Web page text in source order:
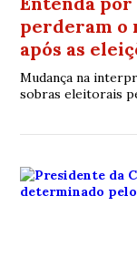
perderam o
após as
Mudança na
sobras eleitorais